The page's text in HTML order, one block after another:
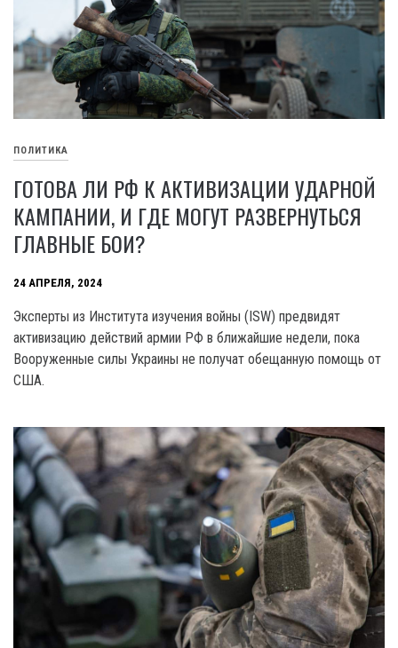
ПОЛИТИКА
ГОТОВА ЛИ РФ К АКТИВИЗАЦИИ УДАРНОЙ
КАМПАНИИ, И ГДЕ МОГУТ РАЗВЕРНУТЬСЯ
ГЛАВНЫЕ БОИ?
24 АПРЕЛЯ, 2024
Эксперты из Института изучения войны (ISW) предвидят
активизацию действий армии РФ в ближайшие недели, пока
Вооруженные силы Украины не получат обещанную помощь от
США.